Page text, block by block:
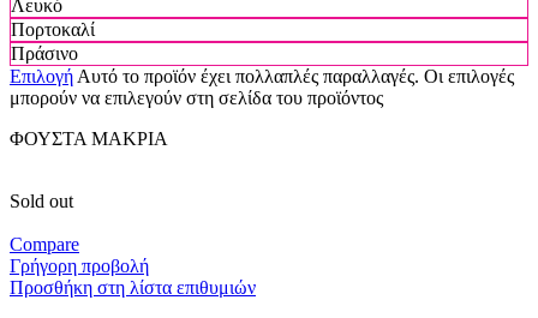
Λευκό
Πορτοκαλί
Πράσινο
Επιλογή Αυτό το προϊόν έχει πολλαπλές παραλλαγές. Οι επιλογές
μπορούν να επιλεγούν στη σελίδα του προϊόντος
ΦΟΥΣΤΑ ΜΑΚΡΙΑ
Sold out
Compare
Γρήγορη προβολή
Προσθήκη στη λίστα επιθυμιών